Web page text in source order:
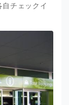
チェックイ